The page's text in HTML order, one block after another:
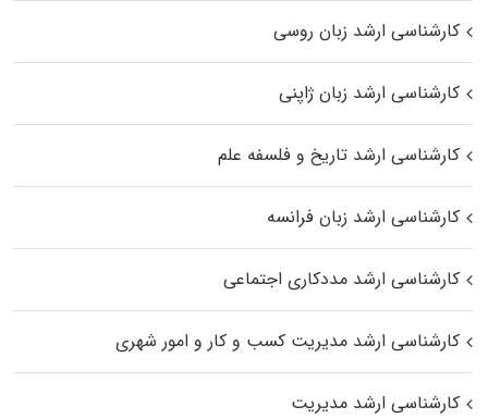
کارشناسی ارشد زبان روسی
کارشناسی ارشد زبان ژاپنی
کارشناسی ارشد تاریخ و فلسفه علم
کارشناسی ارشد زبان فرانسه
کارشناسی ارشد مددکاری اجتماعی
کارشناسی ارشد مدیریت کسب و کار و امور شهری
کارشناسی ارشد مدیریت